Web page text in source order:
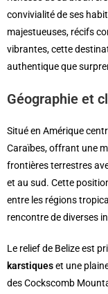
convivialité de ses
majestueuses, récifs
vibrantes, cette
authentique que
Géographie et
Situé en Amérique
Caraïbes, offrant une
frontières terrestres
et au sud. Cette
entre les régions
rencontre de diverses
Le relief de Belize est
karstiqueset une
des Cockscomb